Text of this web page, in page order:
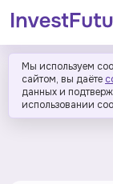
Мы используем
сайтом, вы даёте
данных и
использовании